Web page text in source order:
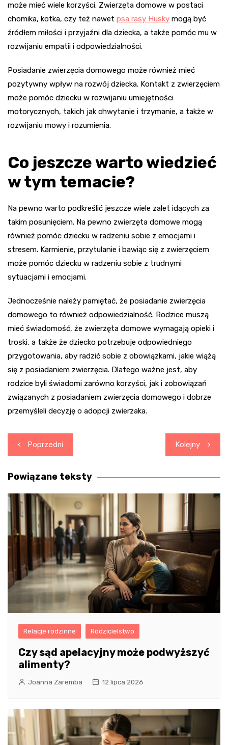
może mieć wiele korzyści. Zwierzęta domowe w postaci
chomika, kotka, czy też nawet psa rasy Husky mogą być
źródłem miłości i przyjaźni dla dziecka, a także pomóc mu w
rozwijaniu empatii i odpowiedzialności.
Posiadanie zwierzęcia domowego może również mieć
pozytywny wpływ na rozwój dziecka. Kontakt z zwierzęciem
może pomóc dziecku w rozwijaniu umiejętności
motorycznych, takich jak chwytanie i trzymanie, a także w
rozwijaniu mowy i rozumienia.
Co jeszcze warto wiedzieć
w tym temacie?
Na pewno warto podkreślić jeszcze wiele zalet idących za
takim posunięciem. Na pewno zwierzęta domowe mogą
również pomóc dziecku w radzeniu sobie z emocjami i
stresem. Karmienie, przytulanie i bawiąc się z zwierzęciem
może pomóc dziecku w radzeniu sobie z trudnymi
sytuacjami i emocjami.
Jednocześnie należy pamiętać, że posiadanie zwierzęcia
domowego to również odpowiedzialność. Rodzice muszą
mieć świadomość, że zwierzęta domowe wymagają opieki i
troski, a także że dziecko potrzebuje odpowiedniego
przygotowania, aby radzić sobie z obowiązkami, jakie wiążą
się z posiadaniem zwierzęcia. Dlatego ważne jest, aby
rodzice byli świadomi zarówno korzyści, jak i zobowiązań
związanych z posiadaniem zwierzęcia domowego i dobrze
przemyśleli decyzję o adopcji zwierzaka.
Nawigacja
wpisu
Poprzedni Kolejny
Powiązane teksty
Relacje rodzinne Rodzicielstwo
Czy sąd apelacyjny może podwyższyć
alimenty?
Joanna Zaremba 12 lipca 2026